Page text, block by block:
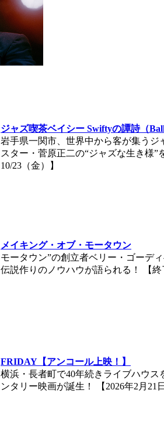
ジャズ喫茶ベイシー Swiftyの譚詩（
岩手県一関市、世界中から客が集うジ
スター・菅原正二の“ジャズな生き様”
10/23（金）】
メイキング・オブ・モータウン
モータウン”の創立者ベリー・ゴーデ
伝説作りのノウハウが語られる！ 【終
FRIDAY【アンコール上映！】
横浜・長者町で40年続きライブハウ
ンタリー映画が誕生！ 【2026年2月21